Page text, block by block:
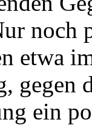
noch
etwa
gegen
ein